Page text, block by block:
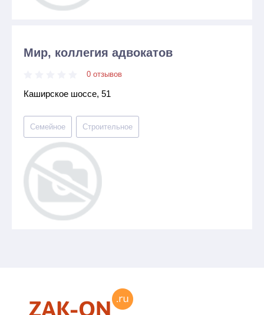
Мир, коллегия адвокатов
0 отзывов
Каширское шоссе, 51
Семейное Строительное